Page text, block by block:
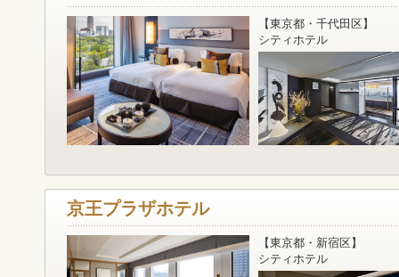
【東京都・千代田区】
シティホテル
京王プラザホテル
【東京都・新宿区】
シティホテル